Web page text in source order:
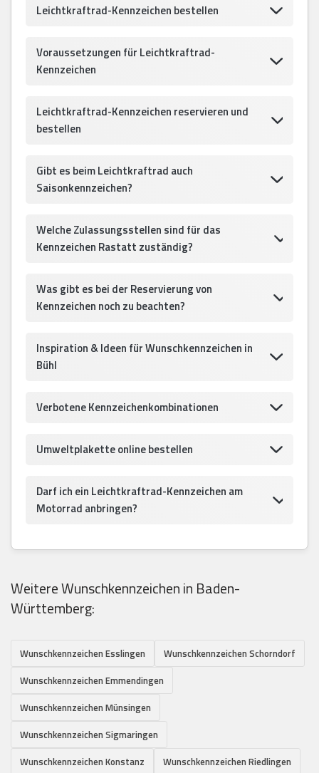
Leichtkraftrad-Kennzeichen bestellen
Voraussetzungen für Leichtkraftrad-
Kennzeichen
Leichtkraftrad-Kennzeichen reservieren und
bestellen
Gibt es beim Leichtkraftrad auch
Saisonkennzeichen?
Welche Zulassungsstellen sind für das
Kennzeichen Rastatt zuständig?
Was gibt es bei der Reservierung von
Kennzeichen noch zu beachten?
Inspiration & Ideen für Wunschkennzeichen in
Bühl
Verbotene Kennzeichenkombinationen
Umweltplakette online bestellen
Darf ich ein Leichtkraftrad-Kennzeichen am
Motorrad anbringen?
Weitere Wunschkennzeichen in Baden-
Württemberg:
Wunschkennzeichen Esslingen
Wunschkennzeichen Schorndorf
Wunschkennzeichen Emmendingen
Wunschkennzeichen Münsingen
Wunschkennzeichen Sigmaringen
Wunschkennzeichen Konstanz
Wunschkennzeichen Riedlingen